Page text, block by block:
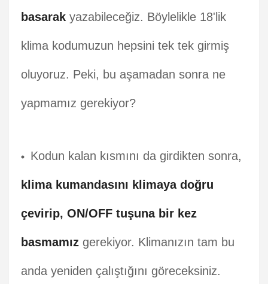
basarak yazabileceğiz. Böylelikle 18'lik
klima kodumuzun hepsini tek tek girmiş
oluyoruz. Peki, bu aşamadan sonra ne
yapmamız gerekiyor?
Kodun kalan kısmını da girdikten sonra,
klima kumandasını klimaya doğru
çevirip, ON/OFF tuşuna bir kez
basmamız gerekiyor. Klimanızın tam bu
anda yeniden çalıştığını göreceksiniz.